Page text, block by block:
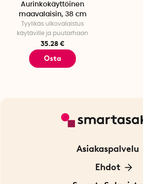
Aurinkokäyttöinen
maavalaisin, 38 cm
Tyylikäs ulkovalaistus
käytäville ja puutarhaan
35.28 €
Osta
Asiakaspalvelu
Ota yhteyttä
Ehdot